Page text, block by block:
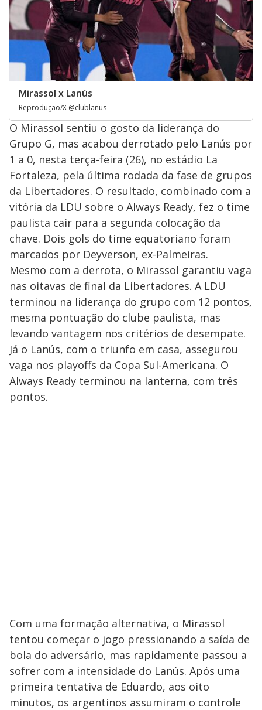
Mirassol x Lanús
Reprodução/X @clublanus
O Mirassol sentiu o gosto da liderança do
Grupo G, mas acabou derrotado pelo Lanús por
1 a 0, nesta terça-feira (26), no estádio La
Fortaleza, pela última rodada da fase de grupos
da Libertadores. O resultado, combinado com a
vitória da LDU sobre o Always Ready, fez o time
paulista cair para a segunda colocação da
chave. Dois gols do time equatoriano foram
marcados por Deyverson, ex-Palmeiras.
Mesmo com a derrota, o Mirassol garantiu vaga
nas oitavas de final da Libertadores. A LDU
terminou na liderança do grupo com 12 pontos,
mesma pontuação do clube paulista, mas
levando vantagem nos critérios de desempate.
Já o Lanús, com o triunfo em casa, assegurou
vaga nos playoffs da Copa Sul-Americana. O
Always Ready terminou na lanterna, com três
pontos.
Com uma formação alternativa, o Mirassol
tentou começar o jogo pressionando a saída de
bola do adversário, mas rapidamente passou a
sofrer com a intensidade do Lanús. Após uma
primeira tentativa de Eduardo, aos oito
minutos, os argentinos assumiram o controle